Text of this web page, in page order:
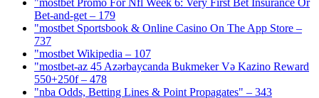
Bet-and-get – 179
"‎mostbet Sportsbook & Online Casino On The App Store –
737
"mostbet Wikipedia – 107
"mostbet-az 45 Azərbaycanda Bukmeker Və Kazino Reward
550+250f – 478
"nba Odds, Betting Lines & Point Propagates" – 343